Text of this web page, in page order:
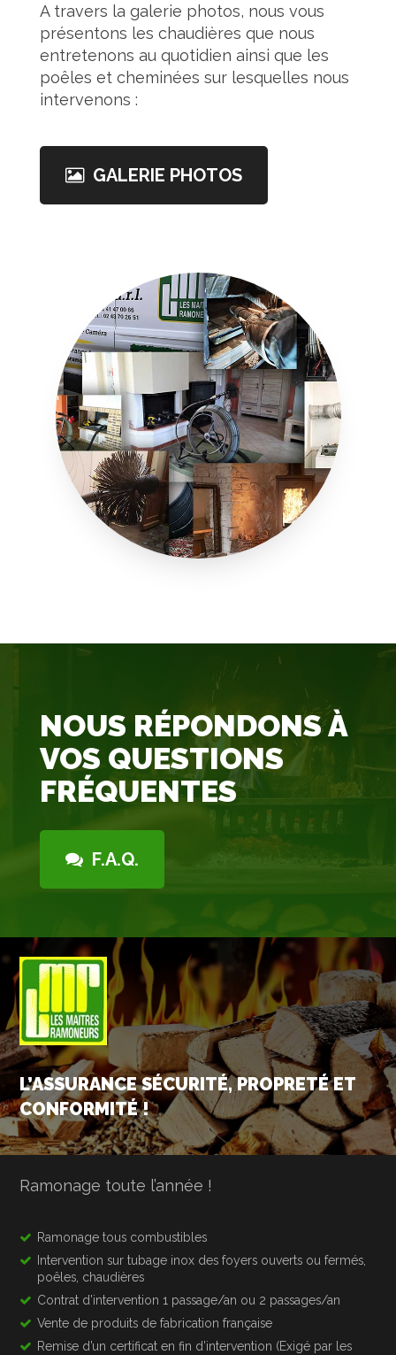
A travers la galerie photos, nous vous
présentons les chaudières que nous
entretenons au quotidien ainsi que les
poêles et cheminées sur lesquelles nous
intervenons :
GALERIE PHOTOS
NOUS RÉPONDONS À
VOS QUESTIONS
FRÉQUENTES
F.A.Q.
L’ASSURANCE SÉCURITÉ, PROPRETÉ ET
CONFORMITÉ !
Ramonage toute l’année !
Ramonage tous combustibles
Intervention sur tubage inox des foyers ouverts ou fermés,
poêles, chaudières
Contrat d’intervention 1 passage/an ou 2 passages/an
Vente de produits de fabrication française
Remise d’un certificat en fin d’intervention (Exigé par les